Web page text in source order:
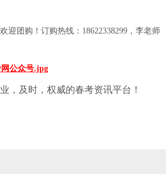
迎团购！订购热线：18622338299，李老师
，及时，权威的春考资讯平台！